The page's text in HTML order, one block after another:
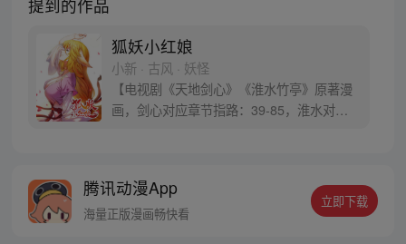
提到的作品
狐妖小红娘
小新 · 古风 · 妖怪
【电视剧《天地剑心》《淮水竹亭》原著漫
画，剑心对应章节指路：39-85，淮水对应
腾讯动漫App
海量正版漫画畅快看
立即下载